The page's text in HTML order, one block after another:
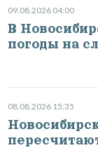
09.08.2026 04:00
В
погоды на
08.08.2026 15:35